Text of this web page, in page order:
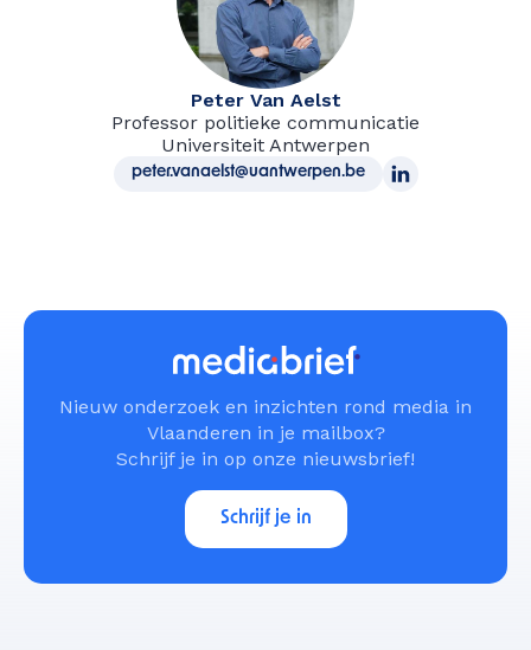
Peter Van Aelst
Professor politieke communicatie
Universiteit Antwerpen
peter.vanaelst@uantwerpen.be
Nieuw onderzoek en inzichten rond media in
Vlaanderen in je mailbox?
Schrijf je in op onze nieuwsbrief!
Schrijf je in